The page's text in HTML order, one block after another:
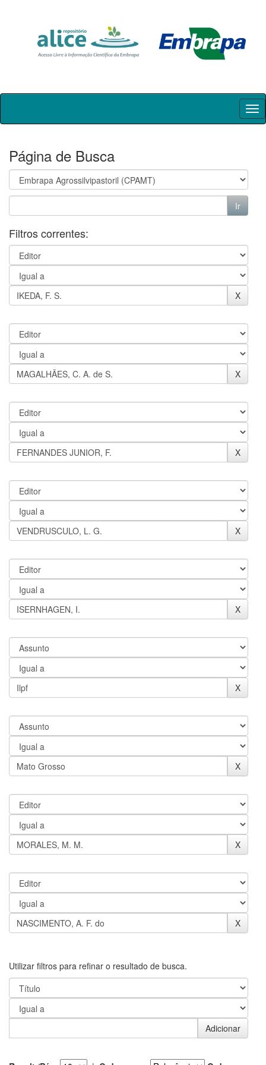
Skip
Página de Busca
Filtros correntes:
Utilizar filtros para refinar o resultado de busca.